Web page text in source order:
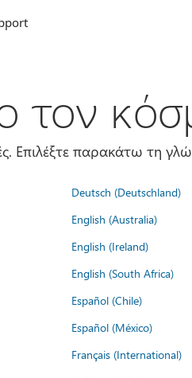
τον
Επιλέξτε παρακάτω τη
Deutsch (Deutschland)
English (Australia)
English (Ireland)
English (South Africa)
Español (Chile)
Español (México)
Français (International)